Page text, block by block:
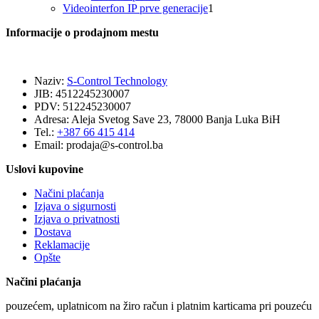
proizvoda
Videointerfon IP prve generacije1
Informacije o prodajnom mestu
Naziv: S-Control Technology
JIB: 4512245230007
PDV: 512245230007
Adresa: Aleja Svetog Save 23, 78000 Banja Luka BiH
Tel.: +387 66 415 414
Email: prodaja@s-control.ba
Uslovi kupovine
Načini plaćanja
Izjava o sigurnosti
Izjava o privatnosti
Dostava
Reklamacije
Opšte
Načini plaćanja
pouzećem, uplatnicom na žiro račun i platnim karticama pri pouzeću